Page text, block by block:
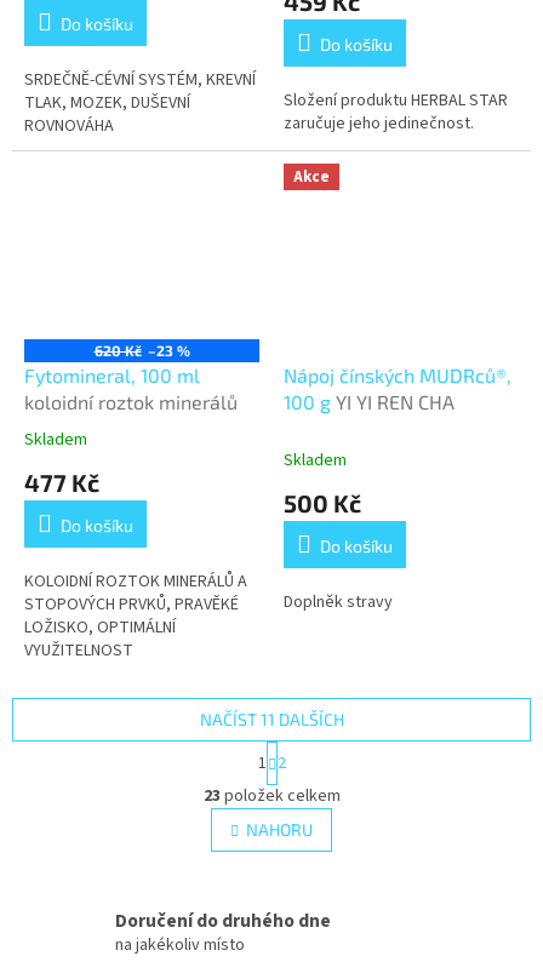
3,1
5
hvězdiček.
Do košíku
SRDEČNĚ-CÉVNÍ SYSTÉM, KREVNÍ
TLAK, MOZEK, DUŠEVNÍ
ROVNOVÁHA
Do košíku
Složení produktu HERBAL STAR
zaručuje jeho jedinečnost.
620 Kč –23 %
Fytomineral, 100 ml
koloidní roztok minerálů
Průměrné
produktu
3,7
5
hvězdiček.
Skladem
477 Kč
Do košíku
KOLOIDNÍ ROZTOK MINERÁLŮ A
STOPOVÝCH PRVKŮ, PRAVĚKÉ
LOŽISKO, OPTIMÁLNÍ
VYUŽITELNOST
Akce
Nápoj čínských MUDRců®,
100 g YI YI REN CHA
Skladem
500 Kč
Do košíku
Doplněk stravy
O
v
l
á
c
NAČÍST 11 DALŠÍCH
t
r
á
n
k
á
1 2
23 položek celkem
NAHORU
Doručení do druhého dne
na jakékoliv místo